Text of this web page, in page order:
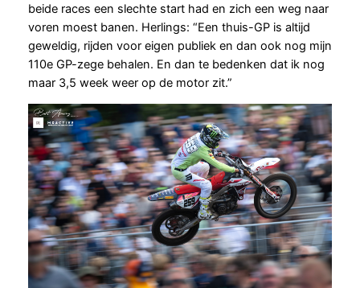
beide races een slechte start had en zich een weg naar
voren moest banen. Herlings: “Een thuis-GP is altijd
geweldig, rijden voor eigen publiek en dan ook nog mijn
110e GP-zege behalen. En dan te bedenken dat ik nog
maar 3,5 week weer op de motor zit.”